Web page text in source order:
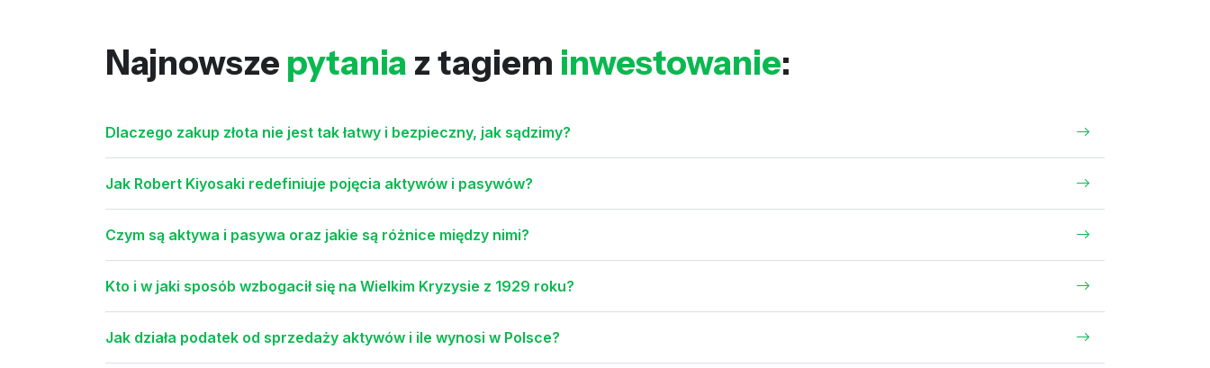
Najnowsze pytania z tagiem inwestowanie:
Dlaczego zakup złota nie jest tak łatwy i bezpieczny, jak sądzimy?
Jak Robert Kiyosaki redefiniuje pojęcia aktywów i pasywów?
Czym są aktywa i pasywa oraz jakie są różnice między nimi?
Kto i w jaki sposób wzbogacił się na Wielkim Kryzysie z 1929 roku?
Jak działa podatek od sprzedaży aktywów i ile wynosi w Polsce?